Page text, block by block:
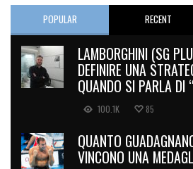
POPULAR RECENT
LAMBORGHINI (SG
DEFINIRE UNA
QUANDO SI PARLA DI
100.1K 85
QUANTO
VINCONO UNA